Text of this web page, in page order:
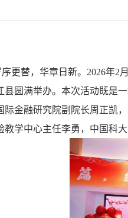
更替，华章日新。 2026年2月
县圆满举办。本次活动既是
际金融研究院副院长周正凯
教学中心主任李勇，中国科大